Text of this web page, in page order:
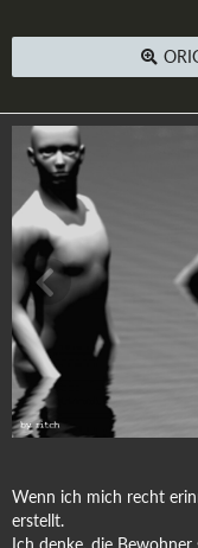
Wenn ich mich recht
erstellt.
Ich denke, die